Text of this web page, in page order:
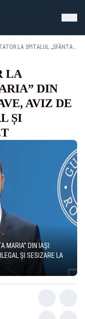
RAPORT DEVASTATOR LA SPITALUL „SFÂNTA MARIA” DIN IAȘI: DEFICIENȚE GRAVE, AVIZ DE FUNCȚIONARE ILEGAL ȘI SESIZARE LA PARCHET
LA
DIN
AVIZ DE
ȘI
MARIA” DIN IAȘI:
ȘI SESIZARE LA